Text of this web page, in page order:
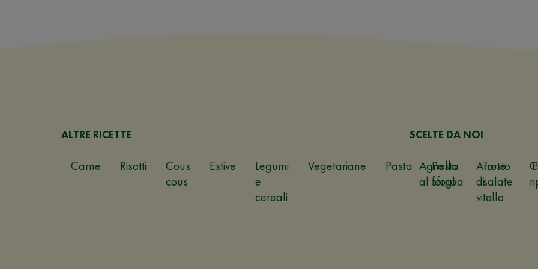
ALTRE RICETTE
Carne Risotti
Cous
cous
Estive
Legumi
e
cereali
Vegetariane Pasta
Pasta
sfoglia
Torte
salate
SCELTE DA NOI
Agnello
al forno
Arrosto
di
vitello